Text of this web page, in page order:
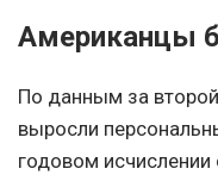
Американцы
По данным за
выросли
годовом исчислении